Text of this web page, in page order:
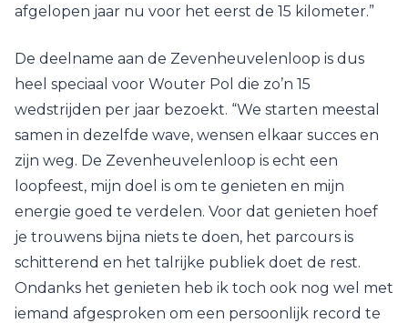
afgelopen jaar nu voor het eerst de 15 kilometer.”
De deelname aan de Zevenheuvelenloop is dus
heel speciaal voor Wouter Pol die zo’n 15
wedstrijden per jaar bezoekt. “We starten meestal
samen in dezelfde wave, wensen elkaar succes en
zijn weg. De Zevenheuvelenloop is echt een
loopfeest, mijn doel is om te genieten en mijn
energie goed te verdelen. Voor dat genieten hoef
je trouwens bijna niets te doen, het parcours is
schitterend en het talrijke publiek doet de rest.
Ondanks het genieten heb ik toch ook nog wel met
iemand afgesproken om een persoonlijk record te